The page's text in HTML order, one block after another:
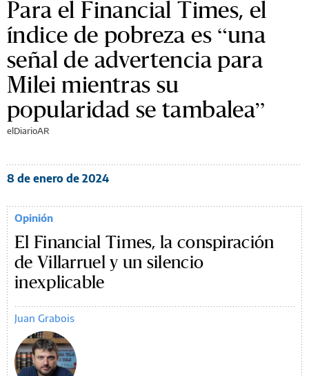
Para el Financial Times, el
índice de pobreza es “una
señal de advertencia para
Milei mientras su
popularidad se tambalea”
elDiarioAR
8 de enero de 2024
Opinión
El Financial Times, la conspiración
de Villarruel y un silencio
inexplicable
Juan Grabois